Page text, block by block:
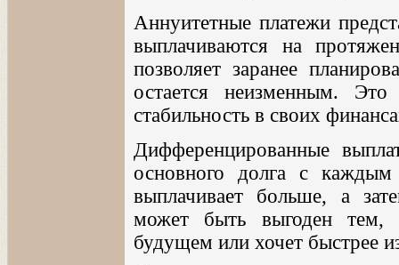
Аннуитетные платежи
выплачиваются на
позволяет заранее
остается неизменным.
стабильность в своих
Дифференцированные
основного долга с
выплачивает больше, а
может быть выгоден тем,
будущем или хочет быстрее